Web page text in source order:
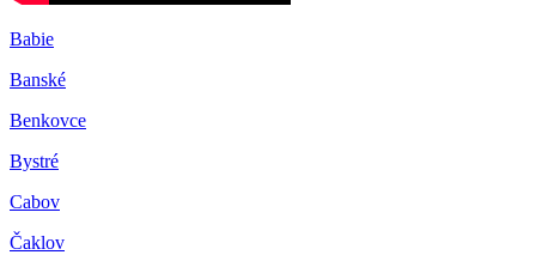
Babie
Banské
Benkovce
Bystré
Cabov
Čaklov